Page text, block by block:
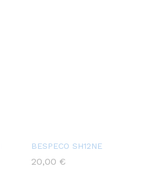
BESPECO SH12NE
20,00 €